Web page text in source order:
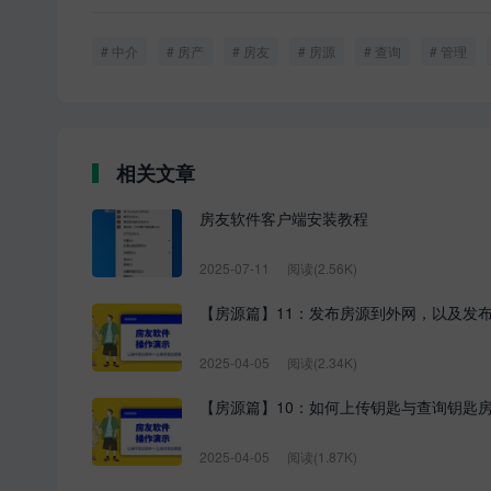
中介 房产 房友 房源 查询 管理
相关文章
房友软件客户端安装教程
2025-07-11 阅读(2.56K)
【房源篇】11：发布房源到外网，以及发
2025-04-05 阅读(2.34K)
【房源篇】10：如何上传钥匙与查询钥匙房
2025-04-05 阅读(1.87K)